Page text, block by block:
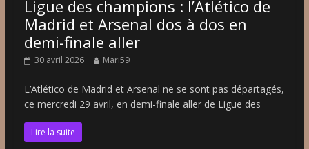
Ligue des champions : l’Atlético de
Madrid et Arsenal dos à dos en
demi-finale aller
30 avril 2026 Mari59
L’Atlético de Madrid et Arsenal ne se sont pas départagés,
ce mercredi 29 avril, en demi-finale aller de Ligue des
Lire la suite